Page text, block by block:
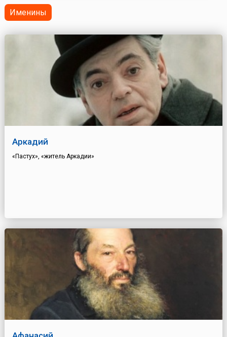
Именины
Аркадий
«Пастух», «житель Аркадии»